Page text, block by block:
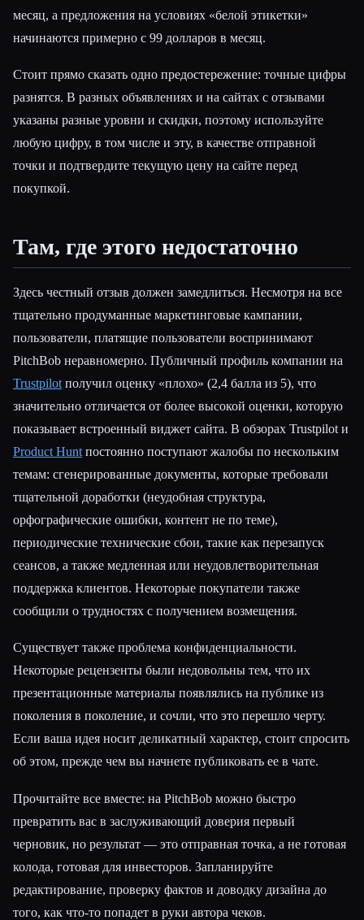
месяц, а предложения на условиях «белой этикетки»
начинаются примерно с 99 долларов в месяц.
Стоит прямо сказать одно предостережение: точные цифры
разнятся. В разных объявлениях и на сайтах с отзывами
указаны разные уровни и скидки, поэтому используйте
любую цифру, в том числе и эту, в качестве отправной
точки и подтвердите текущую цену на сайте перед
покупкой.
Там, где этого недостаточно
Здесь честный отзыв должен замедлиться. Несмотря на все
тщательно продуманные маркетинговые кампании,
пользователи, платящие пользователи воспринимают
PitchBob неравномерно. Публичный профиль компании на
Trustpilot получил оценку «плохо» (2,4 балла из 5), что
значительно отличается от более высокой оценки, которую
показывает встроенный виджет сайта. В обзорах Trustpilot и
Product Hunt постоянно поступают жалобы по нескольким
темам: сгенерированные документы, которые требовали
тщательной доработки (неудобная структура,
орфографические ошибки, контент не по теме),
периодические технические сбои, такие как перезапуск
сеансов, а также медленная или неудовлетворительная
поддержка клиентов. Некоторые покупатели также
сообщили о трудностях с получением возмещения.
Существует также проблема конфиденциальности.
Некоторые рецензенты были недовольны тем, что их
презентационные материалы появлялись на публике из
поколения в поколение, и сочли, что это перешло черту.
Если ваша идея носит деликатный характер, стоит спросить
об этом, прежде чем вы начнете публиковать ее в чате.
Прочитайте все вместе: на PitchBob можно быстро
превратить вас в заслуживающий доверия первый
черновик, но результат — это отправная точка, а не готовая
колода, готовая для инвесторов. Запланируйте
редактирование, проверку фактов и доводку дизайна до
того, как что-то попадет в руки автора чеков.